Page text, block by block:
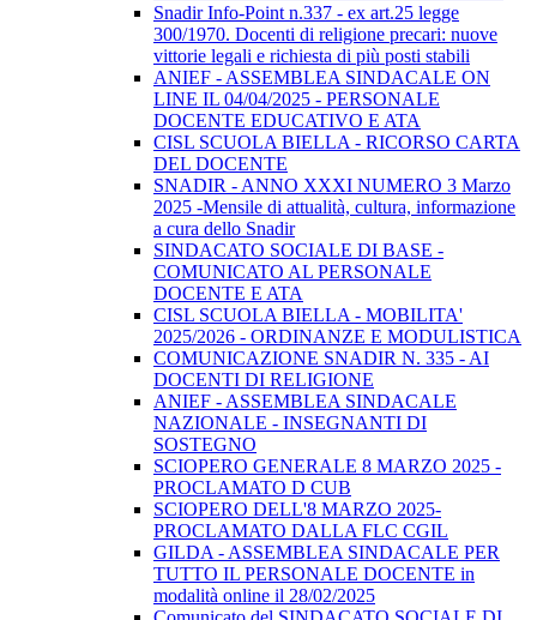
Snadir Info-Point n.337 - ex art.25 legge
300/1970. Docenti di religione precari: nuove
vittorie legali e richiesta di più posti stabili
ANIEF - ASSEMBLEA SINDACALE ON
LINE IL 04/04/2025 - PERSONALE
DOCENTE EDUCATIVO E ATA
CISL SCUOLA BIELLA - RICORSO CARTA
DEL DOCENTE
SNADIR - ANNO XXXI NUMERO 3 Marzo
2025 -Mensile di attualità, cultura, informazione
a cura dello Snadir
SINDACATO SOCIALE DI BASE -
COMUNICATO AL PERSONALE
DOCENTE E ATA
CISL SCUOLA BIELLA - MOBILITA'
2025/2026 - ORDINANZE E MODULISTICA
COMUNICAZIONE SNADIR N. 335 - AI
DOCENTI DI RELIGIONE
ANIEF - ASSEMBLEA SINDACALE
NAZIONALE - INSEGNANTI DI
SOSTEGNO
SCIOPERO GENERALE 8 MARZO 2025 -
PROCLAMATO D CUB
SCIOPERO DELL'8 MARZO 2025-
PROCLAMATO DALLA FLC CGIL
GILDA - ASSEMBLEA SINDACALE PER
TUTTO IL PERSONALE DOCENTE in
modalità online il 28/02/2025